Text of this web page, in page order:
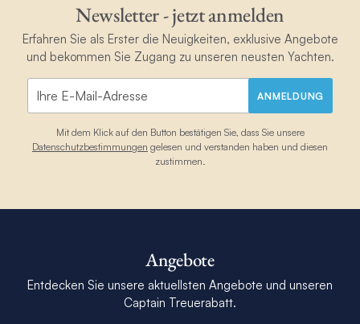
Newsletter - jetzt anmelden
Erfahren Sie als Erster die Neuigkeiten, exklusive Angebote
und bekommen Sie Zugang zu unseren neusten Yachten.
ANMELDUNG
Mit dem Klick auf den Button bestätigen Sie, dass Sie unsere
Datenschutzbestimmungen gelesen und verstanden haben und diesen
zustimmen.
Angebote
Entdecken Sie unsere aktuellsten Angebote und unseren
Captain Treuerabatt.